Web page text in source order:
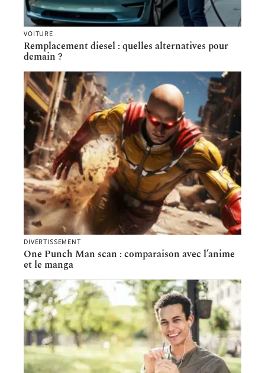
VOITURE
Remplacement diesel : quelles alternatives pour
demain ?
DIVERTISSEMENT
One Punch Man scan : comparaison avec l’anime
et le manga